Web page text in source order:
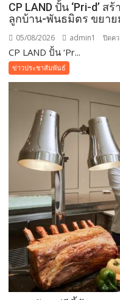
CP LAND ปั้น ‘Pri-d’ ส
ลูกบ้าน-พันธมิตร ขยาย
05/08/2026 admin1 ปิดค
CP LAND ปั้น ‘Pr...
ข่าวประชาสัมพันธ์